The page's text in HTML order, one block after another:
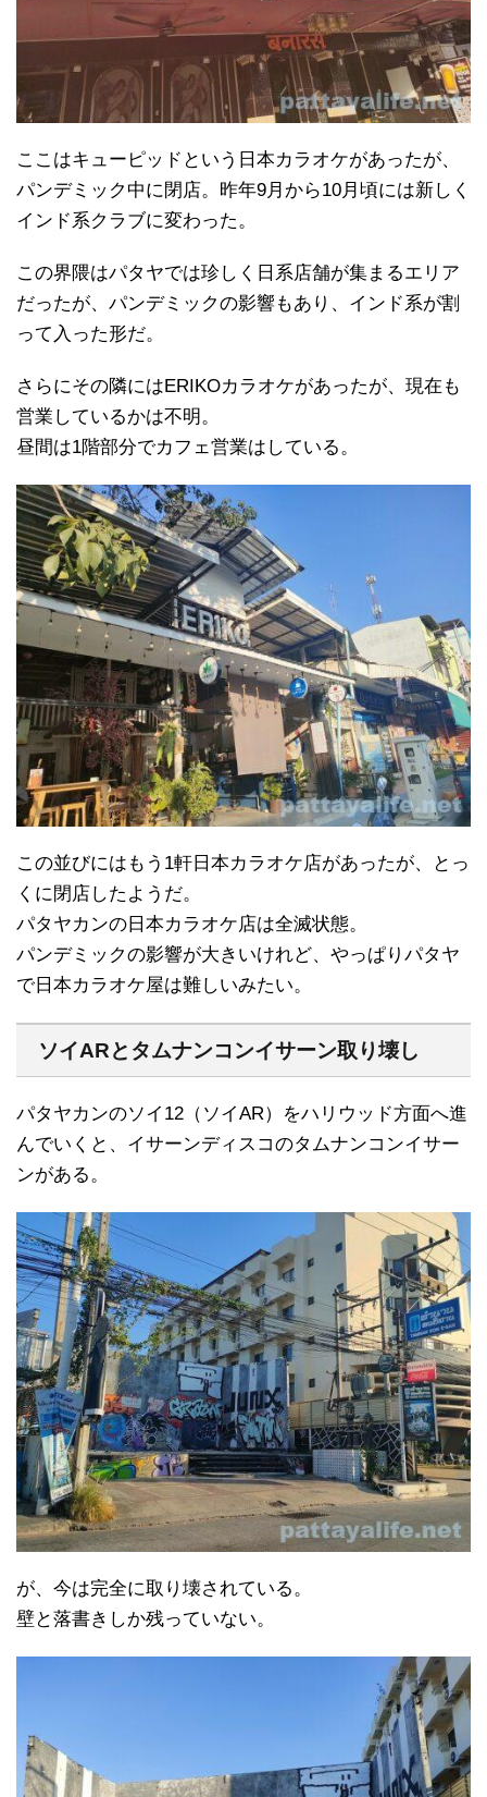
ここはキューピッドという日本カラオケがあったが、
パンデミック中に閉店。昨年9月から10月頃には新しく
インド系クラブに変わった。
この界隈はパタヤでは珍しく日系店舗が集まるエリア
だったが、パンデミックの影響もあり、インド系が割
って入った形だ。
さらにその隣にはERIKOカラオケがあったが、現在も
営業しているかは不明。
昼間は1階部分でカフェ営業はしている。
この並びにはもう1軒日本カラオケ店があったが、とっ
くに閉店したようだ。
パタヤカンの日本カラオケ店は全滅状態。
パンデミックの影響が大きいけれど、やっぱりパタヤ
で日本カラオケ屋は難しいみたい。
ソイARとタムナンコンイサーン取り壊し
パタヤカンのソイ12（ソイAR）をハリウッド方面へ進
んでいくと、イサーンディスコのタムナンコンイサー
ンがある。
が、今は完全に取り壊されている。
壁と落書きしか残っていない。